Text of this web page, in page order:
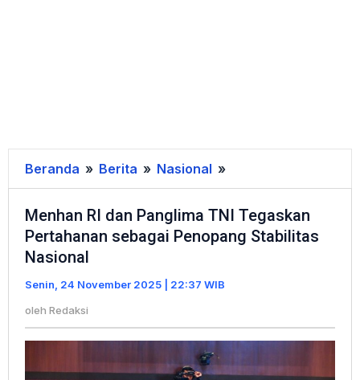
Beranda » Berita » Nasional »
RI
dan
Panglima
sebagai
Penopang
Stabilitas
Menhan RI dan Panglima TNI Tegaskan
Pertahanan sebagai Penopang Stabilitas
Nasional
Senin, 24 November 2025 | 22:37 WIB
oleh Redaksi